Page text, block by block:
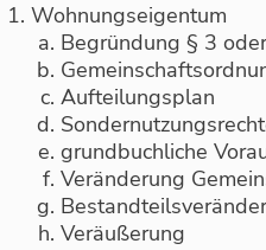
Wohnungseigentum
Begründung § 3
Aufteilungsplan
grundbuchliche
Veränderung
Veräußerung